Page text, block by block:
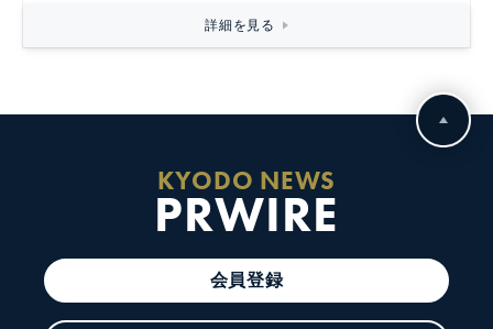
詳細を見る
KYODO NEWS
PRWIRE
会員登録